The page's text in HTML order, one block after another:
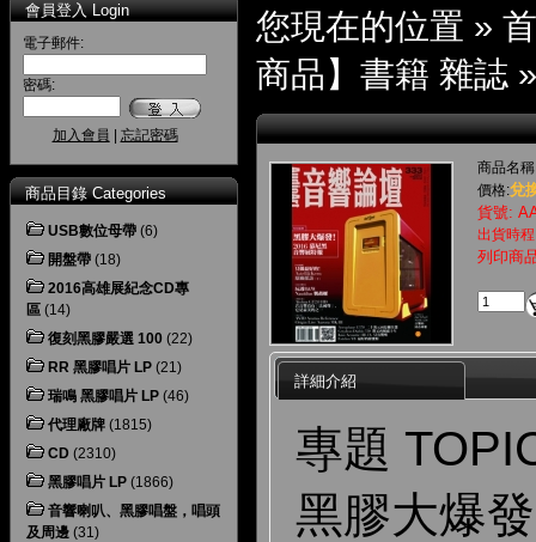
會員登入 Login
電子郵件:
密碼:
加入會員 忘記密碼
商品目錄 Categories
USB數位母帶 (6)
開盤帶 (18)
2016高雄展紀念CD專
區 (14)
復刻黑膠嚴選 100 (22)
RR 黑膠唱片 LP (21)
瑞鳴 黑膠唱片 LP (46)
代理廠牌 (1815)
CD (2310)
黑膠唱片 LP (1866)
音響喇叭、黑膠唱盤，唱頭
及周邊 (31)
您現在的位置 »
商品】書籍 雜誌
商品名
價格:兌
貨號:
出貨時
列印商
詳細介紹
專題
黑膠大爆